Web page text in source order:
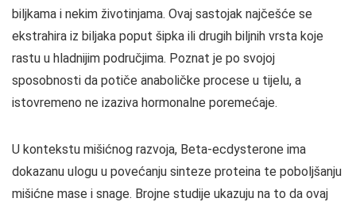
biljkama i nekim životinjama. Ovaj sastojak najčešće se
ekstrahira iz biljaka poput šipka ili drugih biljnih vrsta koje
rastu u hladnijim područjima. Poznat je po svojoj
sposobnosti da potiče anaboličke procese u tijelu, a
istovremeno ne izaziva hormonalne poremećaje.
U kontekstu mišićnog razvoja, Beta-ecdysterone ima
dokazanu ulogu u povećanju sinteze proteina te poboljšanju
mišićne mase i snage. Brojne studije ukazuju na to da ovaj